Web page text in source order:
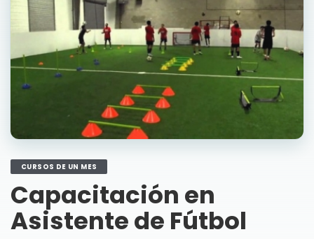
CURSOS DE UN MES
Capacitación en
Asistente de Fútbol